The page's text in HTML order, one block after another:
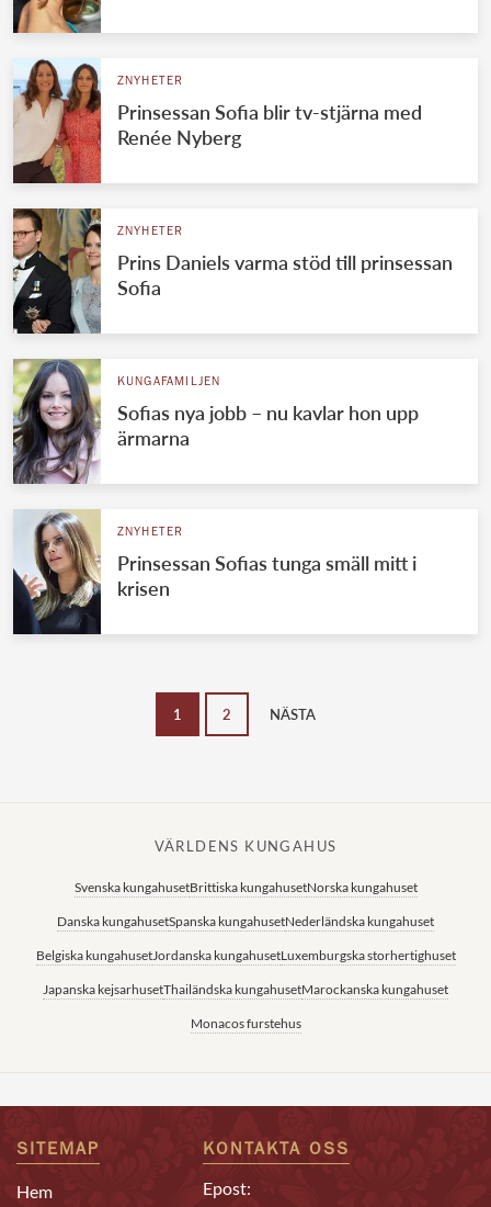
ZNYHETER
Prinsessan Sofia blir tv-stjärna med
Renée Nyberg
ZNYHETER
Prins Daniels varma stöd till prinsessan
Sofia
KUNGAFAMILJEN
Sofias nya jobb – nu kavlar hon upp
ärmarna
ZNYHETER
Prinsessan Sofias tunga smäll mitt i
krisen
1 2 NÄSTA
VÄRLDENS KUNGAHUS
Svenska kungahusetBrittiska kungahusetNorska kungahuset
Danska kungahusetSpanska kungahusetNederländska kungahuset
Belgiska kungahusetJordanska kungahusetLuxemburgska storhertighuset
Japanska kejsarhusetThailändska kungahusetMarockanska kungahuset
Monacos furstehus
SITEMAP
Hem
KONTAKTA OSS
Epost: